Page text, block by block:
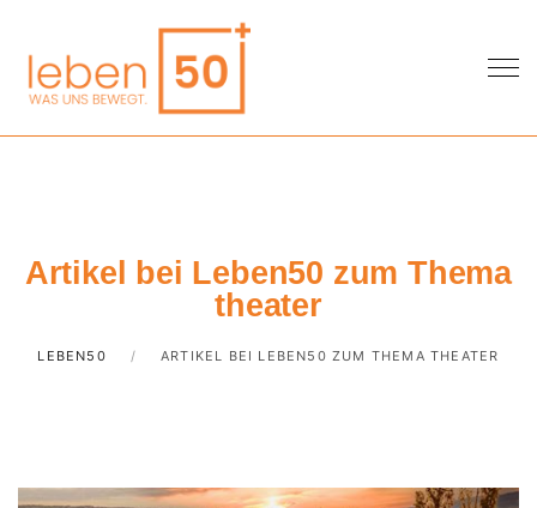
Artikel bei Leben50 zum Thema
theater
LEBEN50 ARTIKEL BEI LEBEN50 ZUM THEMA THEATER